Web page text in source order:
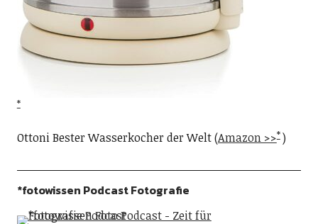
Ottoni Bester Wasserkocher der Welt (Amazon >> )
*fotowissen Podcast Fotografie